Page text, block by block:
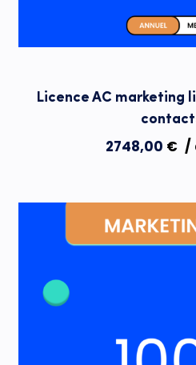
Licence AC marketing
2748,00 € /